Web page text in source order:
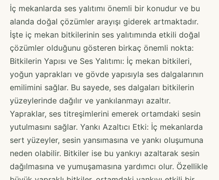
İç mekanlarda ses yalıtımı önemli bir konudur ve bu
alanda doğal çözümler arayışı giderek artmaktadır.
İşte iç mekan bitkilerinin ses yalıtımında etkili doğal
çözümler olduğunu gösteren birkaç önemli nokta:
Bitkilerin Yapısı ve Ses Yalıtımı: İç mekan bitkileri,
yoğun yaprakları ve gövde yapısıyla ses dalgalarının
emilimini sağlar. Bu sayede, ses dalgaları bitkilerin
yüzeylerinde dağılır ve yankılanmayı azaltır.
Yapraklar, ses titreşimlerini emerek ortamdaki sesin
yutulmasını sağlar. Yankı Azaltıcı Etki: İç mekanlarda
sert yüzeyler, sesin yansımasına ve yankı oluşumuna
neden olabilir. Bitkiler ise bu yankıyı azaltarak sesin
dağılmasına ve yumuşamasına yardımcı olur. Özellikle